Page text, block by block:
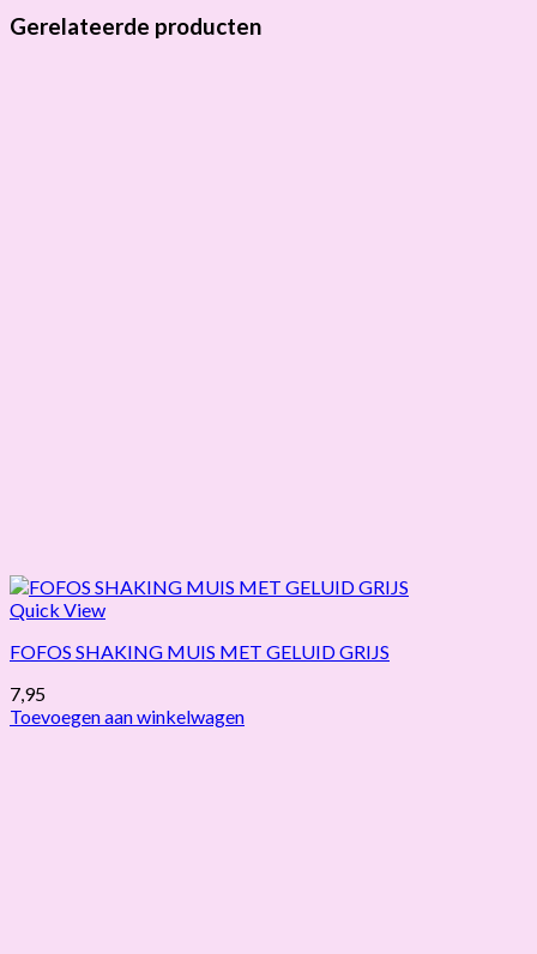
Gerelateerde producten
Quick View
FOFOS SHAKING MUIS MET GELUID GRIJS
7,95
Toevoegen aan winkelwagen